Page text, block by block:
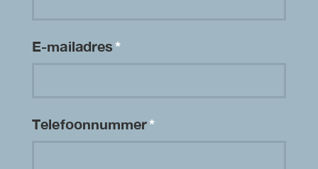
E-mailadres*
Telefoonnummer*